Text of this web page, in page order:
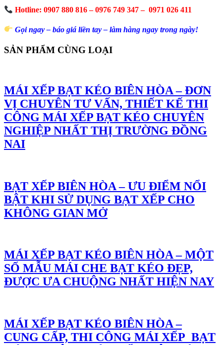
Hotline: 0907 880 816 – 0976 749 347 – 0971 026 411
Gọi ngay – báo giá liền tay – làm hàng ngay trong ngày!
SẢN PHẨM CÙNG LOẠI
MÁI XẾP BẠT KÉO BIÊN HÒA – ĐƠN
VỊ CHUYÊN TƯ VẤN, THIẾT KẾ THI
CÔNG MÁI XẾP BẠT KÉO CHUYÊN
NGHIỆP NHẤT THỊ TRƯỜNG ĐỒNG
NAI
BẠT XẾP BIÊN HÒA – ƯU ĐIỂM NỔI
BẬT KHI SỬ DỤNG BẠT XẾP CHO
KHÔNG GIAN MỞ
MÁI XẾP BẠT KÉO BIÊN HÒA – MỘT
SỐ MẪU MÁI CHE BẠT KÉO ĐẸP,
ĐƯỢC ƯA CHUỘNG NHẤT HIỆN NAY
MÁI XẾP BẠT KÉO BIÊN HÒA –
CUNG CẤP, THI CÔNG MÁI XẾP BẠT